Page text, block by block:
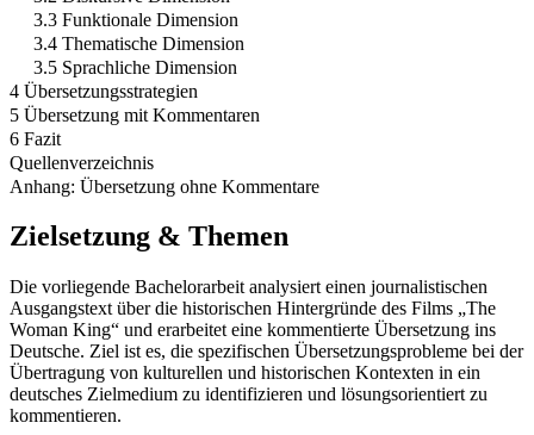
3.3 Funktionale Dimension
3.4 Thematische Dimension
3.5 Sprachliche Dimension
4 Übersetzungsstrategien
5 Übersetzung mit Kommentaren
6 Fazit
Quellenverzeichnis
Anhang: Übersetzung ohne Kommentare
Zielsetzung & Themen
Die vorliegende Bachelorarbeit analysiert einen journalistischen
Ausgangstext über die historischen Hintergründe des Films „The
Woman King“ und erarbeitet eine kommentierte Übersetzung ins
Deutsche. Ziel ist es, die spezifischen Übersetzungsprobleme bei der
Übertragung von kulturellen und historischen Kontexten in ein
deutsches Zielmedium zu identifizieren und lösungsorientiert zu
kommentieren.